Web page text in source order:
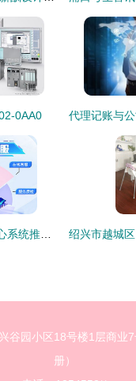
0AA0
谷园小区18号楼1层商业
册）